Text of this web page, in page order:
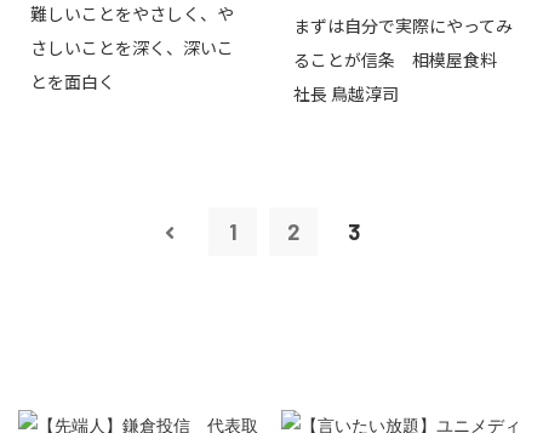
難しいことをやさしく、や
さしいことを深く、深いこ
とを面白く
まずは自分で実際にやってみ
ることが信条 相模屋食料
社長 鳥越淳司
1 2 3